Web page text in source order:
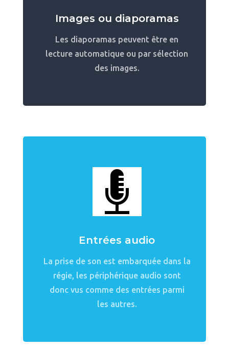
Images ou diaporamas
Les diaporamas peuvent être en
lecture automatique ou par sélection
des images.
Entrées audio
La prise de son est embarquée dans la
régie, les périphérique audio sont
donc vus comme des entrées parmi
les autres.